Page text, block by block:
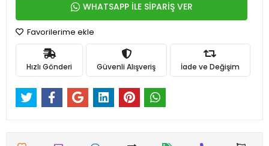
WHATSAPP İLE SİPARİŞ VER
Favorilerime ekle
Hızlı Gönderi Güvenli Alışveriş İade ve Değişim